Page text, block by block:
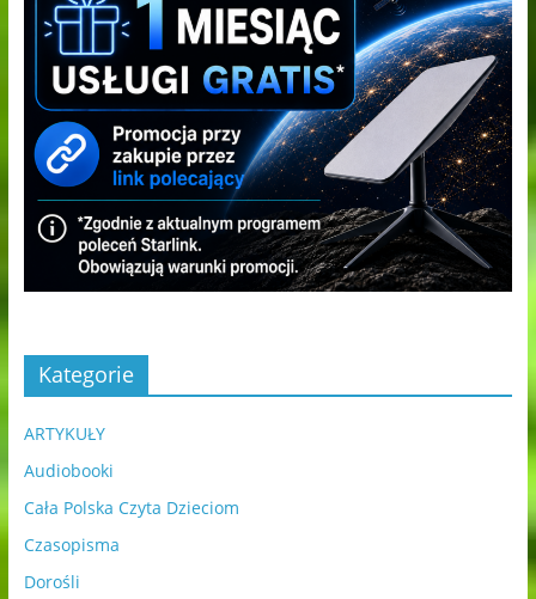
Kategorie
ARTYKUŁY
Audiobooki
Cała Polska Czyta Dzieciom
Czasopisma
Dorośli